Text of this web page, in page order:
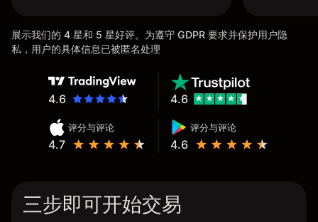
展示我们的 4 星和 5 星好评。为遵守 GDPR 要求并保护用户隐
私，用户的具体信息已被匿名处理
4.6
评分与评论
4.7
评分与评论
4.6
4.6
三步即可开始交易